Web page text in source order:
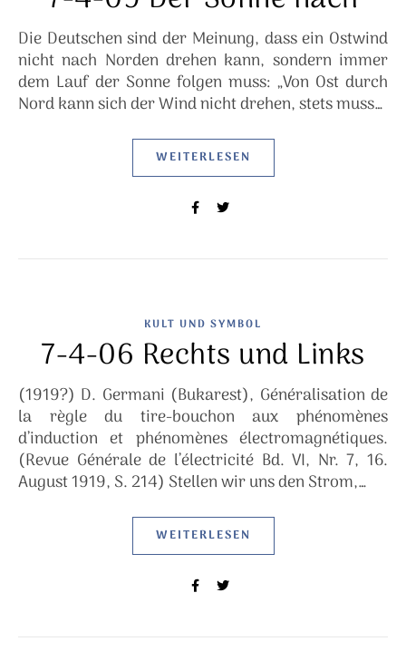
Die Deutschen sind der Meinung, dass ein Ostwind
nicht nach Norden drehen kann, sondern immer
dem Lauf der Sonne folgen muss: „Von Ost durch
Nord kann sich der Wind nicht drehen, stets muss…
WEITERLESEN
KULT UND SYMBOL
7-4-06 Rechts und Links
(1919?) D. Germani (Bukarest), Généralisation de
la règle du tire-bouchon aux phénomènes
d’induction et phénomènes électromagnétiques.
(Revue Générale de l’électricité Bd. VI, Nr. 7, 16.
August 1919, S. 214) Stellen wir uns den Strom,…
WEITERLESEN